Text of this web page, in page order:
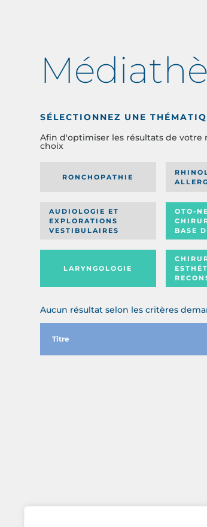
SÉLECTIONNEZ UNE
Afin d'optimiser les résultats de votre
choix
RONCHOPATHIE
AUDIOLOGIE ET
EXPLORATIONS
VESTIBULAIRES
OTO-
BASE
LARYNGOLOGIE
Aucun résultat selon les critères
Titre